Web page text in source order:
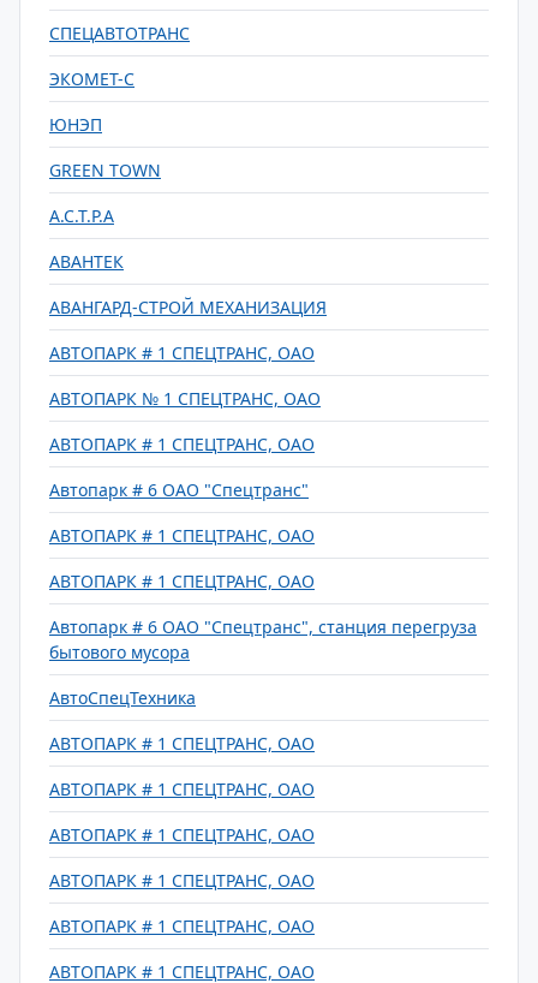
СПЕЦАВТОТРАНС
ЭКОМЕТ-С
ЮНЭП
GREEN TOWN
А.С.Т.Р.А
АВАНТЕК
АВАНГАРД-СТРОЙ МЕХАНИЗАЦИЯ
АВТОПАРК # 1 СПЕЦТРАНС, ОАО
АВТОПАРК № 1 СПЕЦТРАНС, ОАО
АВТОПАРК # 1 СПЕЦТРАНС, ОАО
Автопарк # 6 ОАО "Спецтранс"
АВТОПАРК # 1 СПЕЦТРАНС, ОАО
АВТОПАРК # 1 СПЕЦТРАНС, ОАО
Автопарк # 6 ОАО "Спецтранс", станция перегруза
бытового мусора
АвтоСпецТехника
АВТОПАРК # 1 СПЕЦТРАНС, ОАО
АВТОПАРК # 1 СПЕЦТРАНС, ОАО
АВТОПАРК # 1 СПЕЦТРАНС, ОАО
АВТОПАРК # 1 СПЕЦТРАНС, ОАО
АВТОПАРК # 1 СПЕЦТРАНС, ОАО
АВТОПАРК # 1 СПЕЦТРАНС, ОАО